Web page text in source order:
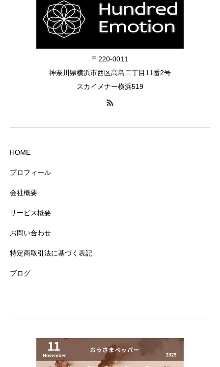
〒220-0011
神奈川県横浜市西区高島二丁目11番2号
スカイメナー横浜519
HOME
プロフィール
会社概要
サービス概要
お問い合わせ
特定商取引法に基づく表記
ブログ